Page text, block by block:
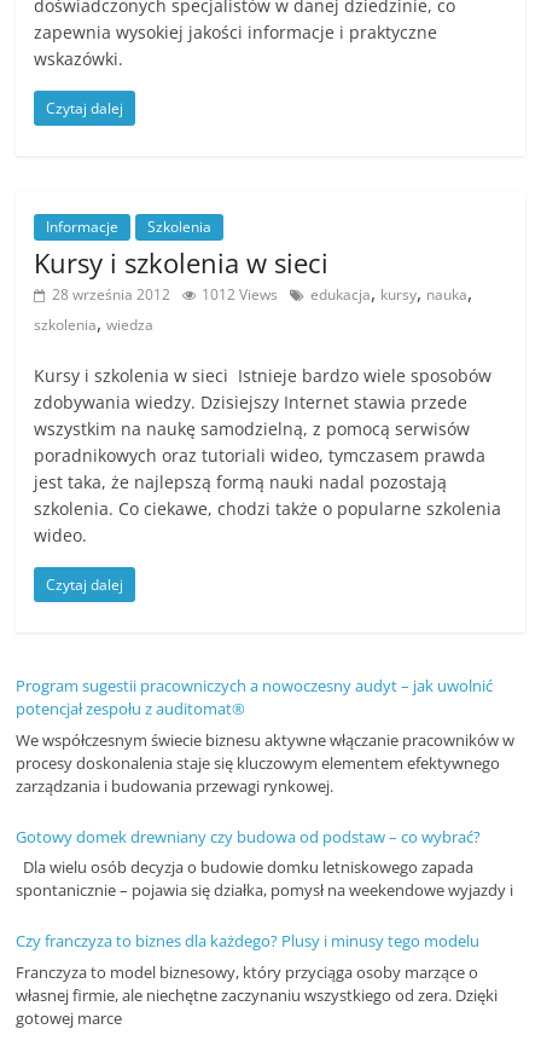
e
o
w
e
n
o
w
o
ś
f
e
r
t
doświadczonych specjalistów w danej dziedzinie, co
zapewnia wysokiej jakości informacje i praktyczne
wskazówki.
Czytaj dalej
Informacje Szkolenia
Kursy i szkolenia w sieci
28 września 2012 1012 Views edukacja, kursy, nauka,
szkolenia,wiedza
Kursy i szkolenia w sieci Istnieje bardzo wiele sposobów
zdobywania wiedzy. Dzisiejszy Internet stawia przede
wszystkim na naukę samodzielną, z pomocą serwisów
poradnikowych oraz tutoriali wideo, tymczasem prawda
jest taka, że najlepszą formą nauki nadal pozostają
szkolenia. Co ciekawe, chodzi także o popularne szkolenia
wideo.
Czytaj dalej
Program sugestii pracowniczych a nowoczesny audyt – jak uwolnić
potencjał zespołu z auditomat®
We współczesnym świecie biznesu aktywne włączanie pracowników w
procesy doskonalenia staje się kluczowym elementem efektywnego
zarządzania i budowania przewagi rynkowej.
Gotowy domek drewniany czy budowa od podstaw – co wybrać?
Dla wielu osób decyzja o budowie domku letniskowego zapada
spontanicznie – pojawia się działka, pomysł na weekendowe wyjazdy i
Czy franczyza to biznes dla każdego? Plusy i minusy tego modelu
Franczyza to model biznesowy, który przyciąga osoby marzące o
własnej firmie, ale niechętne zaczynaniu wszystkiego od zera. Dzięki
gotowej marce